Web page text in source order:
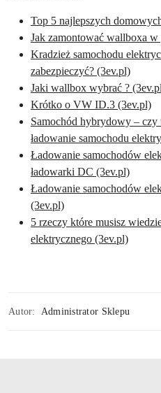
Top 5 najlepszych
Jak zamontować wallboxa w
Kradzież samochodu
zabezpieczyć? (3ev.pl)
Jaki wallbox wybrać ?
Krótko o VW ID.3 (3ev.pl)
Samochód hybrydowy – czy
ładowanie samochodu
Ładowanie samochodów
ładowarki DC (3ev.pl)
Ładowanie samochodów
(3ev.pl)
5 rzeczy które musisz
elektrycznego (3ev.pl)
Autor: Administrator Sklepu